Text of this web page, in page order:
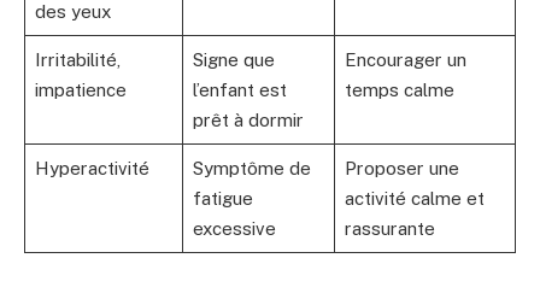
des yeux
Irritabilité,
impatience
Signe que
l’enfant est
prêt à dormir
Encourager un
temps calme
Hyperactivité
Symptôme de
fatigue
excessive
Proposer une
activité calme et
rassurante